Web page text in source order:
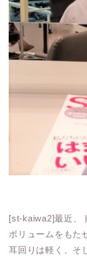
[st-kaiwa2]最近、
ボリュームをもた
耳回りは軽く、そ